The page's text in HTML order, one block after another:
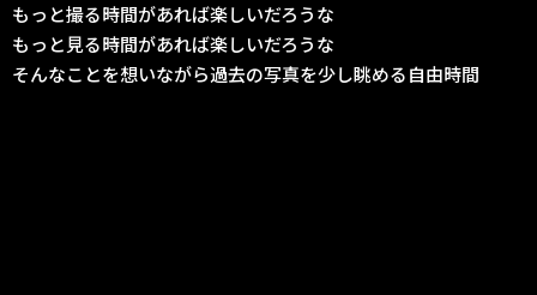
もっと撮る時間があれば楽しいだろうな
もっと見る時間があれば楽しいだろうな
そんなことを想いながら過去の写真を少し眺める自由時間